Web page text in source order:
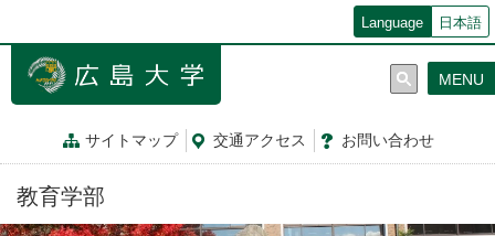
ン
Language 日本語
サイトマップ 交通アクセス お問い合わせ
MENU
教育学部